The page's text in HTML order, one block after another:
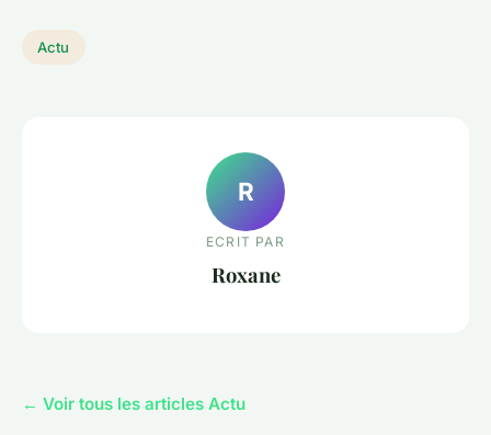
Actu
R
ECRIT PAR
Roxane
← Voir tous les articles Actu